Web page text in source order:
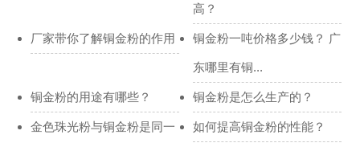
高？
厂家带你了解铜金粉的作用 铜金粉一吨价格多少钱？ 广
东哪里有铜...
铜金粉的用途有哪些？ 铜金粉是怎么生产的？
金色珠光粉与铜金粉是同一 如何提高铜金粉的性能？